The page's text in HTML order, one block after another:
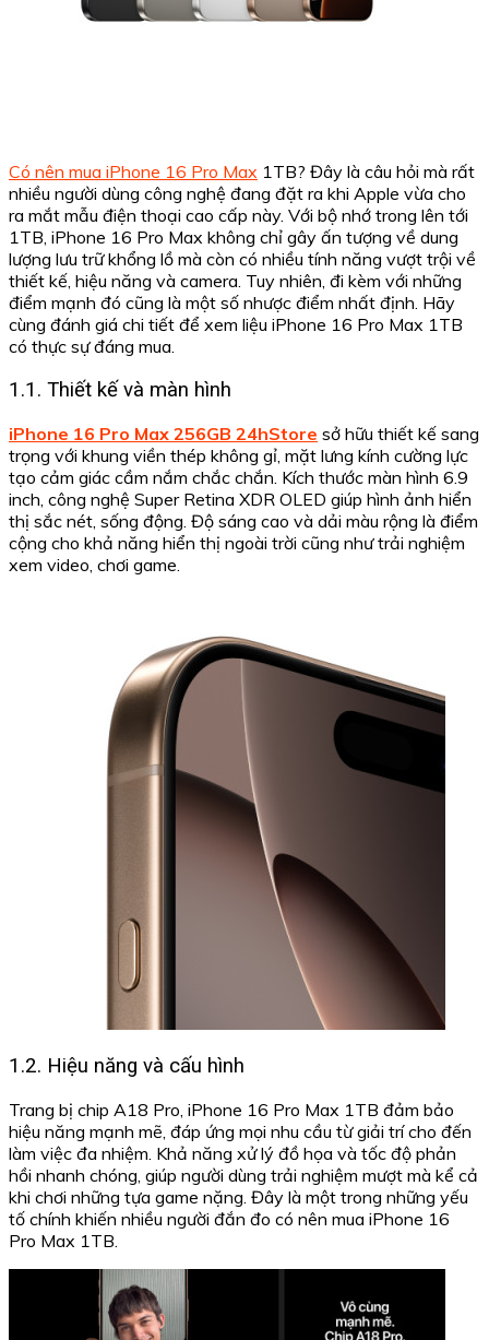
Có nên mua iPhone 16 Pro Max 1TB? Đây là câu hỏi mà rất
nhiều người dùng công nghệ đang đặt ra khi Apple vừa cho
ra mắt mẫu điện thoại cao cấp này. Với bộ nhớ trong lên tới
1TB, iPhone 16 Pro Max không chỉ gây ấn tượng về dung
lượng lưu trữ khổng lồ mà còn có nhiều tính năng vượt trội về
thiết kế, hiệu năng và camera. Tuy nhiên, đi kèm với những
điểm mạnh đó cũng là một số nhược điểm nhất định. Hãy
cùng đánh giá chi tiết để xem liệu iPhone 16 Pro Max 1TB
có thực sự đáng mua.
1.1. Thiết kế và màn hình
iPhone 16 Pro Max 256GB 24hStore sở hữu thiết kế sang
trọng với khung viền thép không gỉ, mặt lưng kính cường lực
tạo cảm giác cầm nắm chắc chắn. Kích thước màn hình 6.9
inch, công nghệ Super Retina XDR OLED giúp hình ảnh hiển
thị sắc nét, sống động. Độ sáng cao và dải màu rộng là điểm
cộng cho khả năng hiển thị ngoài trời cũng như trải nghiệm
xem video, chơi game.
1.2. Hiệu năng và cấu hình
Trang bị chip A18 Pro, iPhone 16 Pro Max 1TB đảm bảo
hiệu năng mạnh mẽ, đáp ứng mọi nhu cầu từ giải trí cho đến
làm việc đa nhiệm. Khả năng xử lý đồ họa và tốc độ phản
hồi nhanh chóng, giúp người dùng trải nghiệm mượt mà kể cả
khi chơi những tựa game nặng. Đây là một trong những yếu
tố chính khiến nhiều người đắn đo có nên mua iPhone 16
Pro Max 1TB.